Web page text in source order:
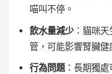
喵叫不停。
飲水量減少：貓咪天
管，可能影響腎臟健
行為問題：長期獨處